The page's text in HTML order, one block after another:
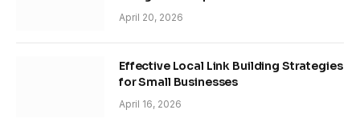
April 20, 2026
Effective Local Link Building Strategies
for Small Businesses
April 16, 2026